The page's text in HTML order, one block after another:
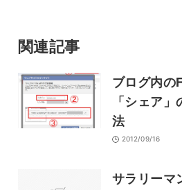
サイト
関連記事
ブログ内の
「シェア
法
2012/09/16
サラリーマ